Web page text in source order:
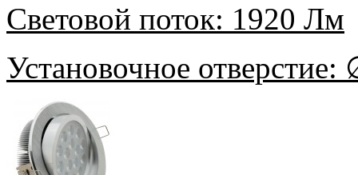
Световой поток: 1920 Лм
Установочное отверстие: